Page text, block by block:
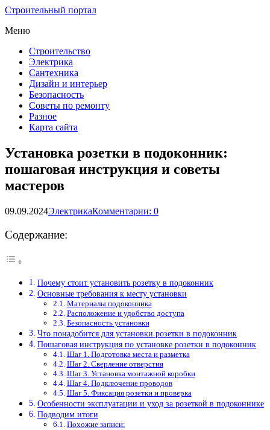
Строительный портал
Меню
Строительство
Электрика
Сантехника
Дизайн и интерьер
Безопасность
Советы по ремонту
Разное
Карта сайта
Установка розетки в подоконник:
пошаговая инструкция и советы
мастеров
09.09.2024ЭлектрикаКомментарии: 0
Содержание:
Почему стоит установить розетку в подоконник
Основные требования к месту установки
Материалы подоконника
Расположение и удобство доступа
Безопасность установки
Что понадобится для установки розетки в подоконник
Пошаговая инструкция по установке розетки в подоконник
Шаг 1. Подготовка места и разметка
Шаг 2. Сверление отверстия
Шаг 3. Установка монтажной коробки
Шаг 4. Подключение проводов
Шаг 5. Фиксация розетки и проверка
Особенности эксплуатации и уход за розеткой в подоконнике
Подводим итоги
Похожие записи: